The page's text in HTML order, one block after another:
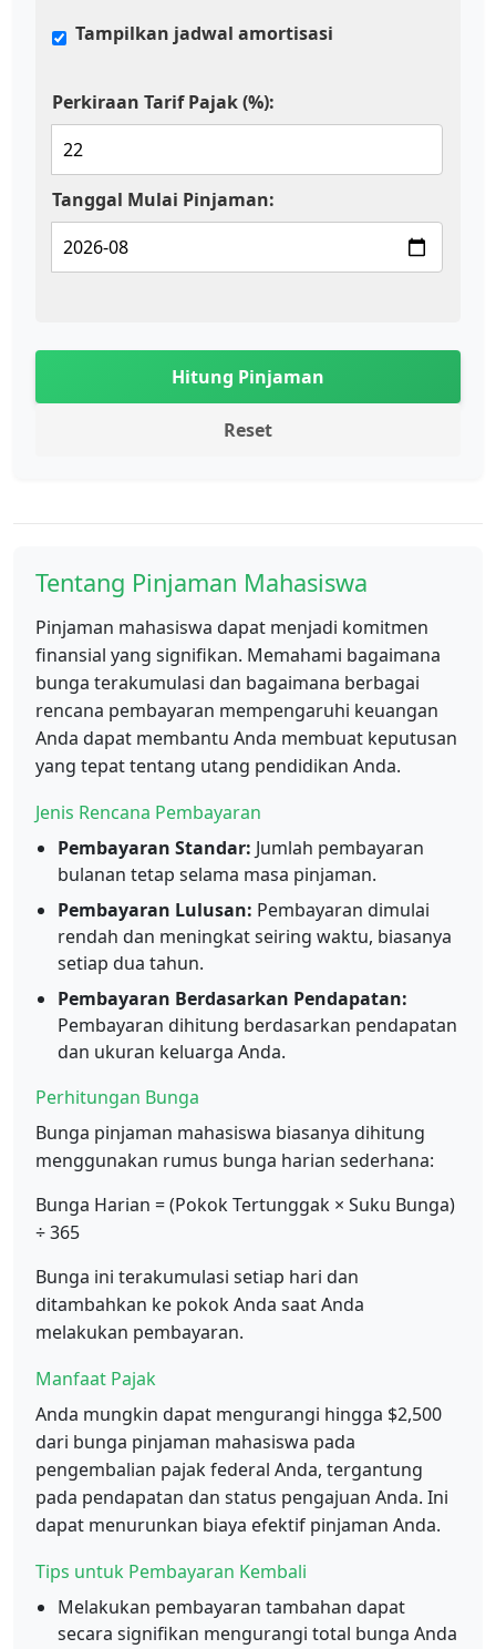
Tampilkan jadwal amortisasi
Perkiraan Tarif Pajak (%):
Tanggal Mulai Pinjaman:
Hitung Pinjaman
Reset
Tentang Pinjaman Mahasiswa
Pinjaman mahasiswa dapat menjadi komitmen
finansial yang signifikan. Memahami bagaimana
bunga terakumulasi dan bagaimana berbagai
rencana pembayaran mempengaruhi keuangan
Anda dapat membantu Anda membuat keputusan
yang tepat tentang utang pendidikan Anda.
Jenis Rencana Pembayaran
Pembayaran Standar: Jumlah pembayaran
bulanan tetap selama masa pinjaman.
Pembayaran Lulusan: Pembayaran dimulai
rendah dan meningkat seiring waktu, biasanya
setiap dua tahun.
Pembayaran Berdasarkan Pendapatan:
Pembayaran dihitung berdasarkan pendapatan
dan ukuran keluarga Anda.
Perhitungan Bunga
Bunga pinjaman mahasiswa biasanya dihitung
menggunakan rumus bunga harian sederhana:
Bunga Harian = (Pokok Tertunggak × Suku Bunga)
÷ 365
Bunga ini terakumulasi setiap hari dan
ditambahkan ke pokok Anda saat Anda
melakukan pembayaran.
Manfaat Pajak
Anda mungkin dapat mengurangi hingga $2,500
dari bunga pinjaman mahasiswa pada
pengembalian pajak federal Anda, tergantung
pada pendapatan dan status pengajuan Anda. Ini
dapat menurunkan biaya efektif pinjaman Anda.
Tips untuk Pembayaran Kembali
Melakukan pembayaran tambahan dapat
secara signifikan mengurangi total bunga Anda